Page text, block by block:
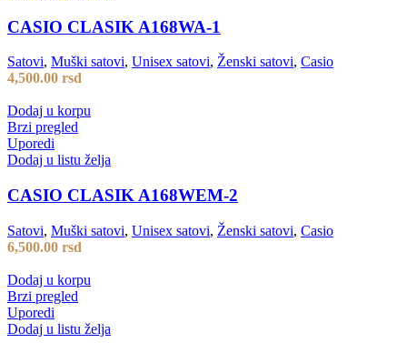
CASIO CLASIK A168WA-1
Satovi, Muški satovi, Unisex satovi, Ženski satovi, Casio
4,500.00 rsd
Dodaj u korpu
Brzi pregled
Uporedi
Dodaj u listu želja
CASIO CLASIK A168WEM-2
Satovi, Muški satovi, Unisex satovi, Ženski satovi, Casio
6,500.00 rsd
Dodaj u korpu
Brzi pregled
Uporedi
Dodaj u listu želja